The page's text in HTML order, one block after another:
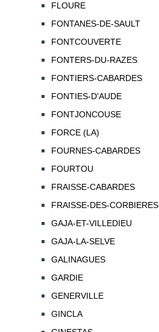
FLOURE
FONTANES-DE-SAULT
FONTCOUVERTE
FONTERS-DU-RAZES
FONTIERS-CABARDES
FONTIES-D'AUDE
FONTJONCOUSE
FORCE (LA)
FOURNES-CABARDES
FOURTOU
FRAISSE-CABARDES
FRAISSE-DES-CORBIERES
GAJA-ET-VILLEDIEU
GAJA-LA-SELVE
GALINAGUES
GARDIE
GENERVILLE
GINCLA